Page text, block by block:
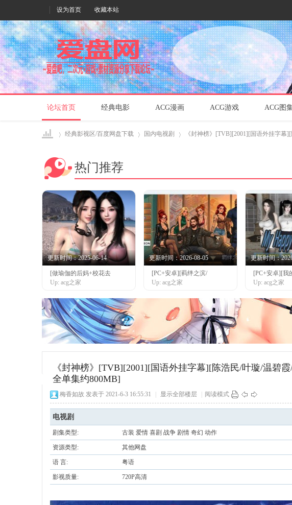
设为首页 收藏本站
论坛首页 经典电影 ACG漫画 ACG游戏 ACG图
爱盘›
经典影视区/百度网盘下载
›
国内电视剧
›
《封神榜》[TVB][2001][国语外挂字幕
热门推荐
更新时间：2025-06-14
[做瑜伽的后妈+校花去
Up: acg之家
更新时间：2026-08-05
[PC+安卓][羁绊之滨/
Up: acg之家
更新时间：
[PC+安卓][我
Up: acg之家
《封神榜》[TVB][2001][国语外挂字幕][陈浩民/叶璇/温碧
全单集约800MB]
梅香如故 发表于 2021-6-3 16:55:31 显示全部楼层 阅读模式
电视剧
剧集类型: 古装 爱情 喜剧 战争 剧情 奇幻 动作
资源类型: 其他网盘
语 言: 粤语
影视质量: 720P高清